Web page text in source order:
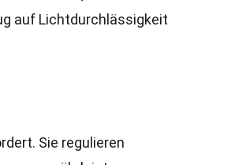
auf Lichtdurchlässigkeit
Sie regulieren